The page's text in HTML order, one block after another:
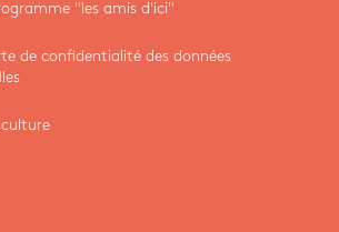
"les amis d'ici"
de confidentialité des données
culture